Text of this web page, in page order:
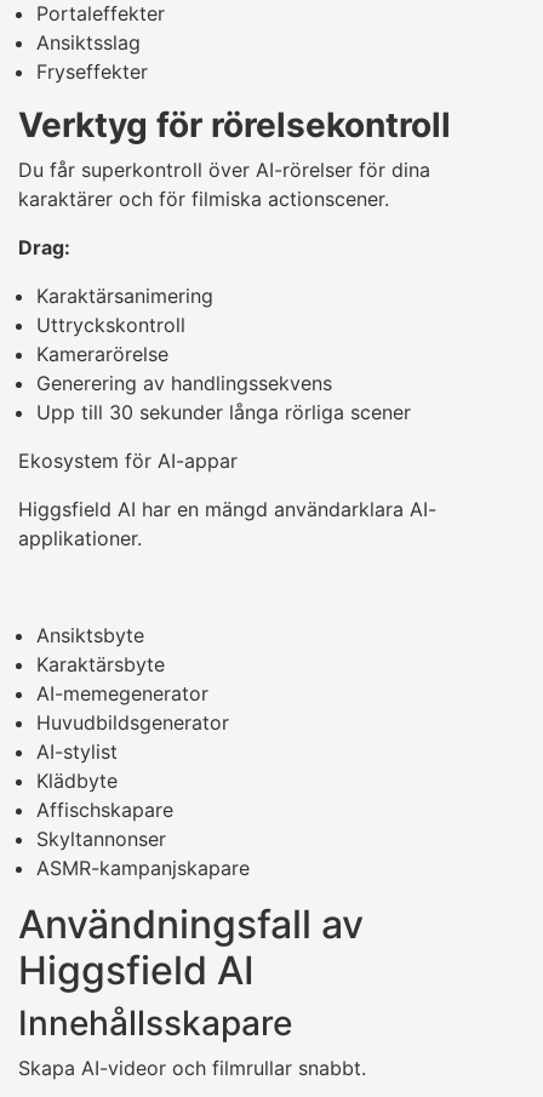
Portaleffekter
Ansiktsslag
Fryseffekter
Verktyg för rörelsekontroll
Du får superkontroll över AI-rörelser för dina
karaktärer och för filmiska actionscener.
Drag:
Karaktärsanimering
Uttryckskontroll
Kamerarörelse
Generering av handlingssekvens
Upp till 30 sekunder långa rörliga scener
Ekosystem för AI-appar
Higgsfield AI har en mängd användarklara AI-
applikationer.
Ansiktsbyte
Karaktärsbyte
AI-memegenerator
Huvudbildsgenerator
AI-stylist
Klädbyte
Affischskapare
Skyltannonser
ASMR-kampanjskapare
Användningsfall av
Higgsfield AI
Innehållsskapare
Skapa AI-videor och filmrullar snabbt.